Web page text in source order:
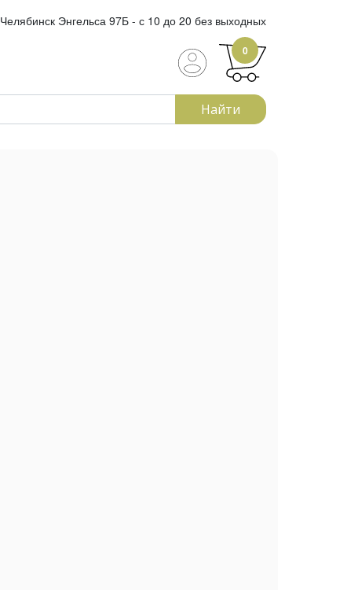
Челябинск Энгельса 97Б - с 10 до 20 без выходных
0
Найти